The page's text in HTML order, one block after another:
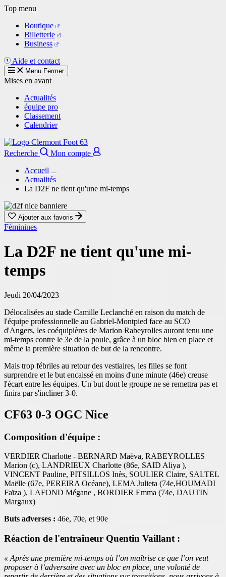
Aller
contenu
principal
Top menu
Boutique
Billetterie
Business
Aide et contact
Menu Fermer
Mises en avant
Actualités
équipe pro
Classement
Calendrier
Recherche
Mon compte
Accueil
Actualités
La D2F ne tient qu'une mi-temps
Ajouter aux favoris
Féminines
La D2F ne tient qu'une mi-
temps
Jeudi 20/04/2023
Délocalisées au stade Camille Leclanché en raison du match de
l'équipe professionnelle au Gabriel-Montpied face au SCO
d'Angers, les coéquipières de Marion Rabeyrolles auront tenu une
mi-temps contre le 3e de la poule, grâce à un bloc bien en place et
même la première situation de but de la rencontre.
Mais trop fébriles au retour des vestiaires, les filles se font
surprendre et le but encaissé en moins d'une minute (46e) creuse
l'écart entre les équipes. Un but dont le groupe ne se remettra pas et
finira par s'incliner 3-0.
CF63 0-3 OGC Nice
Composition d'équipe :
VERDIER Charlotte - BERNARD Maëva, RABEYROLLES
Marion (c), LANDRIEUX Charlotte (86e, SAID Aliya ),
VINCENT Pauline, PITSILLOS Inès, SOULIER Claire, SALTEL
Maëlle (67e, PEREIRA Océane), LEMA Julieta (74e,HOUMADI
Faïza ), LAFOND Mégane , BORDIER Emma (74e, DAUTIN
Margaux)
Buts adverses : 46e, 70e, et 90e
Réaction de l'entraîneur Quentin Vaillant :
« Après une première mi-temps où l’on maîtrise ce que l’on veut
proposer à l’adversaire avec un bloc en place, une volonté de